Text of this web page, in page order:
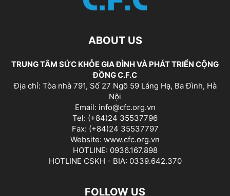
ABOUT US
TRUNG TÂM SỨC KHỎE GIA ĐÌNH VÀ PHÁT TRIỂN CỘNG
ĐỒNG C.F.C
Địa chỉ: Tòa nhà 791, Số 27 Ngõ 59 Láng Hạ, Ba Đình, Hà
Nội
Email: info@cfc.org.vn
Tel: (+84)24 35537796
Fax: (+84)24 35537797
Website: www.cfc.org.vn
HOTLINE: 0936.167.898
HOTLINE CSKH - BIA: 0339.642.370
FOLLOW US